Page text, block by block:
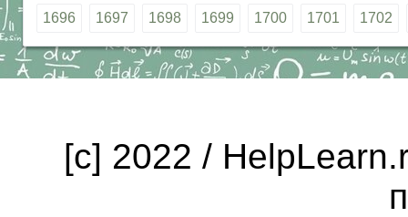
1696 1697 1698 1699 1700 1701 1702
[c] 2022 /